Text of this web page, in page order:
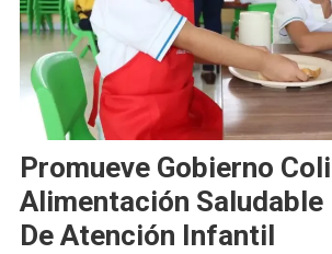
Promueve Gobierno
Alimentación Saludable
De Atención Infantil